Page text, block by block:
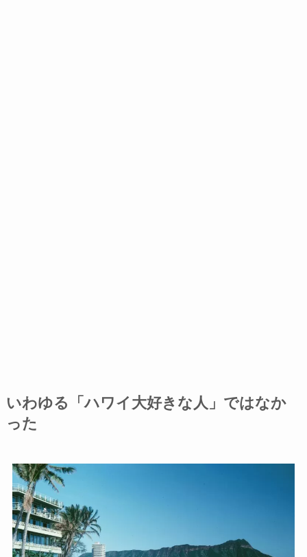
いわゆる「ハワイ大好きな人」ではなか
った